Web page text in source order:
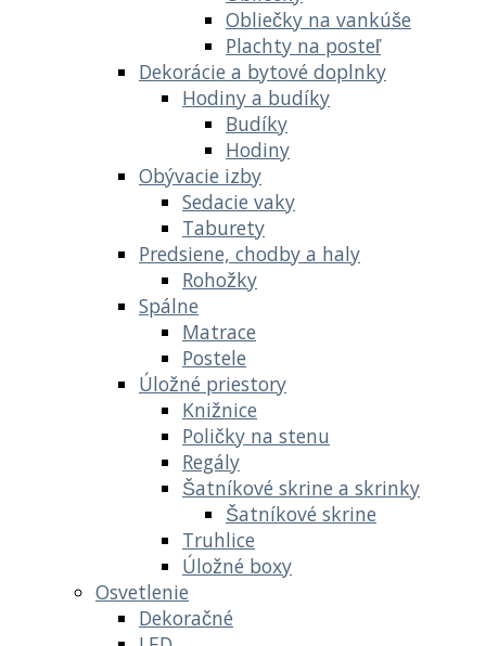
Obliečky na vankúše
Plachty na posteľ
Dekorácie a bytové doplnky
Hodiny a budíky
Budíky
Hodiny
Obývacie izby
Sedacie vaky
Taburety
Predsiene, chodby a haly
Rohožky
Spálne
Matrace
Postele
Úložné priestory
Knižnice
Poličky na stenu
Regály
Šatníkové skrine a skrinky
Šatníkové skrine
Truhlice
Úložné boxy
Osvetlenie
Dekoračné